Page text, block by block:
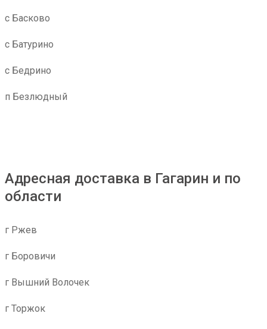
с Басково
с Батурино
с Бедрино
п Безлюдный
Адресная доставка в Гагарин и по
области
г Ржев
г Боровичи
г Вышний Волочек
г Торжок